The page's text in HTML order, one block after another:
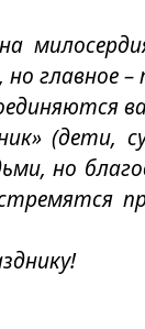
главное
(дети,
но